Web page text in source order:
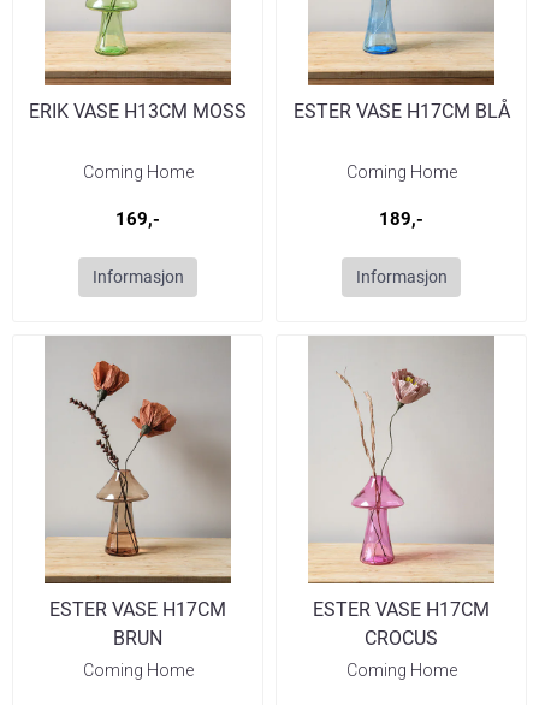
ERIK VASE H13CM MOSS
Coming Home
169,-
Informasjon
ESTER VASE H17CM BLÅ
Coming Home
189,-
Informasjon
ESTER VASE H17CM
BRUN
Coming Home
ESTER VASE H17CM
CROCUS
Coming Home